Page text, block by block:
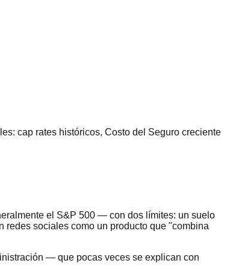
cap rates históricos, Costo del Seguro creciente
el S&P 500 — con dos límites: un suelo
sociales como un producto que "combina
— que pocas veces se explican con